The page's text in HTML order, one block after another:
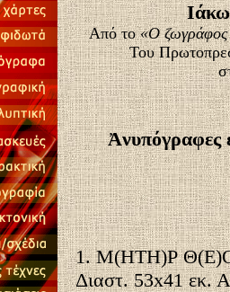
Aπό το«Ο ζωγράφος
Του
Ἀνυπόγραφες
1. Μ(ΗΤΗ)Ρ
Διαστ. 53x41 εκ.